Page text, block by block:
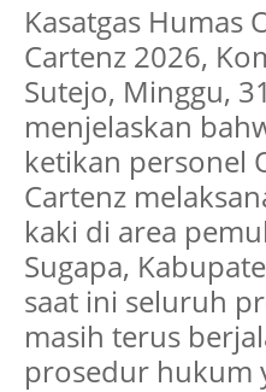
Kasatgas Humas
Cartenz 2026,
Sutejo, Minggu,
menjelaskan
ketikan personel
Cartenz
kaki di area
Sugapa,
saat ini seluruh
masih terus
prosedur hukum